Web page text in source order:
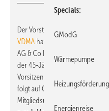
Der Vorstand der Fachabteilung
VDMA hat Anfang Juli 2023
AG & Co KG, zum neuen
der 45-Jährige fortan auch die
Vorsitzenden des VDMA
folgt auf Oliver D. Gessert,
Mitgliedsunternehmen KWC
Specials
GModG
Wärmepumpe
Heizungsförderung
Energiepreise